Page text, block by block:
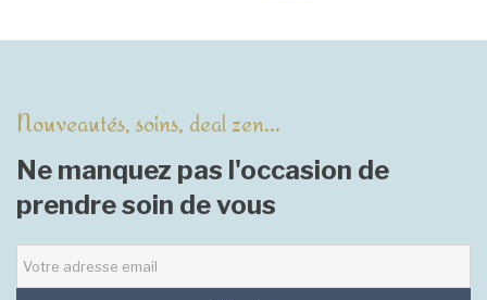
Nouveautés, soins, deal zen...
Ne manquez pas l'occasion de
prendre soin de vous